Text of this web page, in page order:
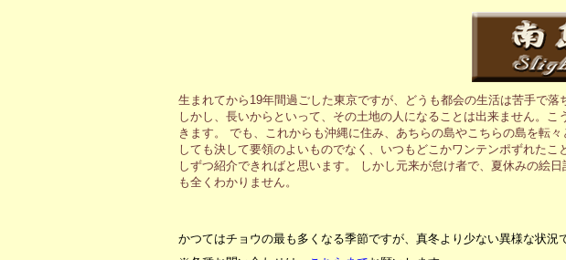
生まれてから19年間過ごした東京ですが、どうも都会の生活は苦手で
しかし、長いからといって、その土地の人になることは出来ません。
きます。 でも、これからも沖縄に住み、あちらの島やこちらの島を転
しても決して要領のよいものでなく、いつもどこかワンテンポずれた
しずつ紹介できればと思います。 しかし元来が怠け者で、夏休みの絵
も全くわかりません。
かつてはチョウの最も多くなる季節ですが、真冬より少ない異様な状況